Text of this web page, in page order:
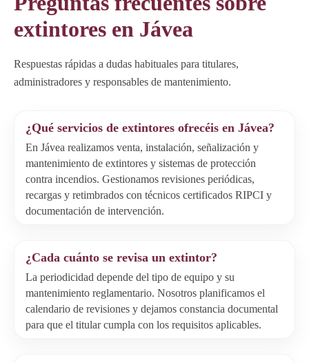
extintores en Jávea
Respuestas rápidas a dudas habituales para titulares,
administradores y responsables de mantenimiento.
¿Qué servicios de extintores ofrecéis en Jávea?
En Jávea realizamos venta, instalación, señalización y
mantenimiento de extintores y sistemas de protección
contra incendios. Gestionamos revisiones periódicas,
recargas y retimbrados con técnicos certificados RIPCI y
documentación de intervención.
¿Cada cuánto se revisa un extintor?
La periodicidad depende del tipo de equipo y su
mantenimiento reglamentario. Nosotros planificamos el
calendario de revisiones y dejamos constancia documental
para que el titular cumpla con los requisitos aplicables.